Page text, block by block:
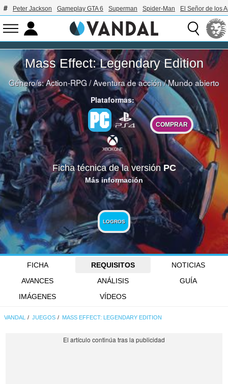
Peter Jackson Gameplay GTA 6 Superman Spider-Man El Señor de los
Mass Effect: Legendary Edition
Género/s:Action-RPG/Aventura de acción/Mundo abierto
Plataformas:
COMPRAR
Ficha técnica de la versión PC
Más información
LOGROS
FICHA REQUISITOS
NOTICIAS
AVANCES
ANÁLISIS
GUÍA
IMÁGENES
VÍDEOS
VANDAL JUEGOS MASS EFFECT: LEGENDARY EDITION